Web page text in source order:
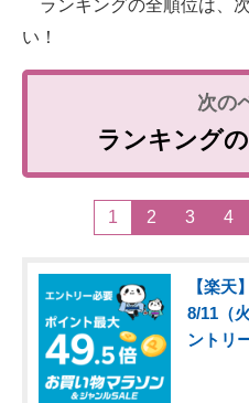
ランキングの全順位は、
い！
ランキング
1 2 3 4
【楽天
8/11（
ントリ